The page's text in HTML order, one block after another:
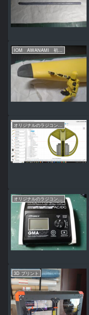
IOM AWANAMI 初号機の製作
オリジナルのラジコンヨットの作り方（IOM AWANAMI編）
3D プリント